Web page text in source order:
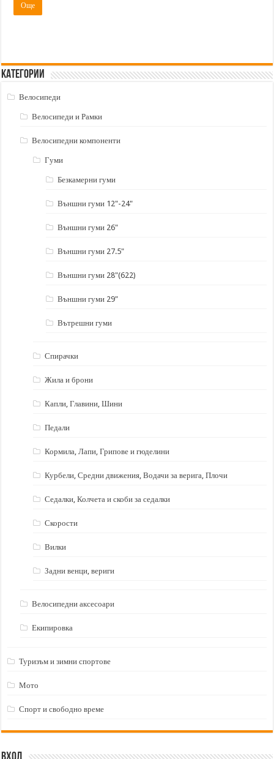
Още
Категории
Велосипеди
Велосипеди и Рамки
Велосипедни компоненти
Гуми
Безкамерни гуми
Външни гуми 12"-24"
Външни гуми 26"
Външни гуми 27.5"
Външни гуми 28"(622)
Външни гуми 29"
Вътрешни гуми
Спирачки
Жила и брони
Капли, Главини, Шини
Педали
Кормила, Лапи, Грипове и гюделини
Курбели, Средни движения, Водачи за верига, Плочи
Седалки, Колчета и скоби за седалки
Скорости
Вилки
Задни венци, вериги
Велосипедни аксесоари
Екипировка
Туризъм и зимни спортове
Мото
Спорт и свободно време